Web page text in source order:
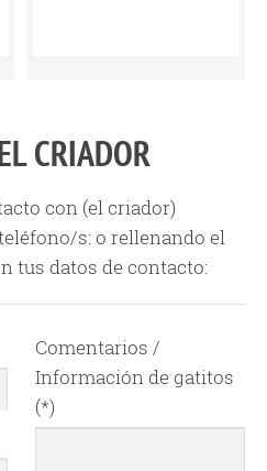
CRIADOR
con (el criador)
s:o rellenando el
tus datos de contacto:
Comentarios /
Información de gatitos
(*)